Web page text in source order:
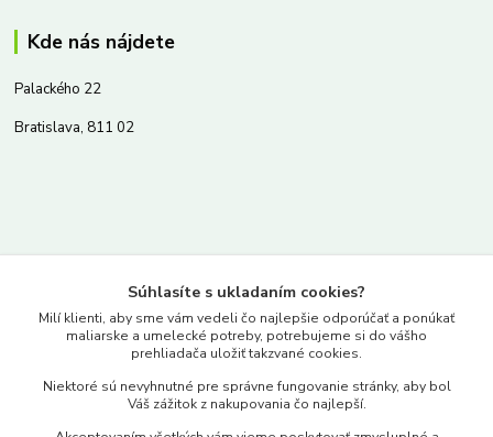
Kde nás nájdete
Palackého 22
Bratislava, 811 02
www.merkantil.sk
Pondelok-Piatok: 9.00-17.00hod.
objednavky@merkantil-obchod.sk
Súhlasíte s ukladaním cookies?
Milí klienti, aby sme vám vedeli čo najlepšie odporúčať a ponúkať
maliarske a umelecké potreby, potrebujeme si do vášho
prehliadača uložiť takzvané cookies.
Niektoré sú nevyhnutné pre správne fungovanie stránky, aby bol
Váš zážitok z nakupovania čo najlepší.